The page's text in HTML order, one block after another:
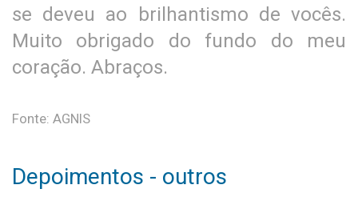
se deveu ao brilhantismo de vocês.
Muito obrigado do fundo do meu
coração. Abraços.
Fonte: AGNIS
Depoimentos - outros